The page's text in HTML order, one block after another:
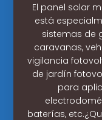
El panel solar
está
sistemas de
caravanas,
vigilancia
de jardín
para
baterías,